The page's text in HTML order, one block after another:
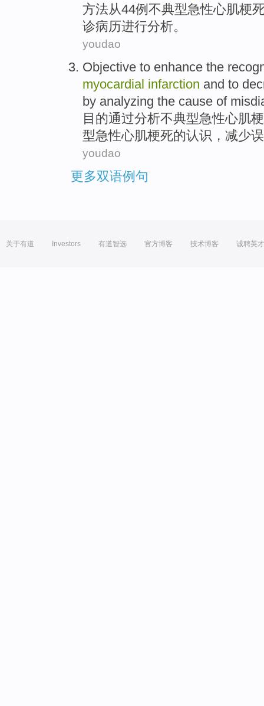
方法从44例 不典型急性心肌梗
诊病历进行分析。
youdao
Objective to enhance the
myocardial infarction and to
by analyzing the cause of
目的通过分析不典型急性心肌
型急性心肌梗死的认识 ， 减少
youdao
更多双语例句
关于有道 Investors 有道智选 官方博客 技术博客 诚聘英才